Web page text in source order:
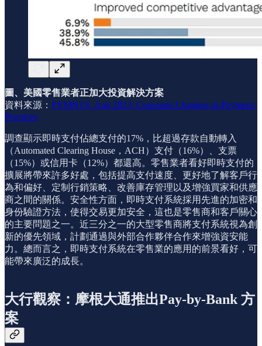
圖、美國零售業者正加大投資解決方案
資料來源： PYMNTS, Aug 2023, Corporate-Changes-in-Payment-
Practices
調查顯示即時支付佔總支付的17%，比超過存款自動轉入
（Automated Clearing House，ACH）支付（16%）、支票
（15%）或信用卡（12%）都還高。零售業者看好即時支付的
擴展將帶來許多好處，包括提高支付速度、更好地了解客戶行
為和偏好、定制行銷策略、改善庫存管理以及增強買家和供應
商之間的關係。安全性方面，即時支付系統採用先進的加密和
身份驗證方法，使得交易更加安全，這也是零售商和客戶關心
的主要問題之一。近三分之一的大型零售商將支付系統視為創
新的優先領域，計劃通過與外部合作夥伴合作來增強資安能
力。總而言之，即時支付系統在零售業的應用的前景看好，可
能帶來廣泛的成長。
大行觀察：摩根大通推出Pay-by-Bank 方
案